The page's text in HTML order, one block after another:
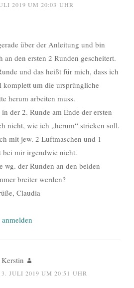
2019 UM 20:03 UHR
über der Anleitung und bin
an den ersten 2 Runden gescheitert.
und das heißt für mich, dass ich
komplett um die ursprüngliche
herum arbeiten muss.
der 2. Runde am Ende der ersten
nicht, wie ich „herum“ stricken soll.
mit jew. 2 Luftmaschen und 1
bei mir irgendwie nicht.
wg. der Runden an den beiden
breiter werden?
Claudia
Kerstin
3. JULI 2019 UM 20:51 UHR